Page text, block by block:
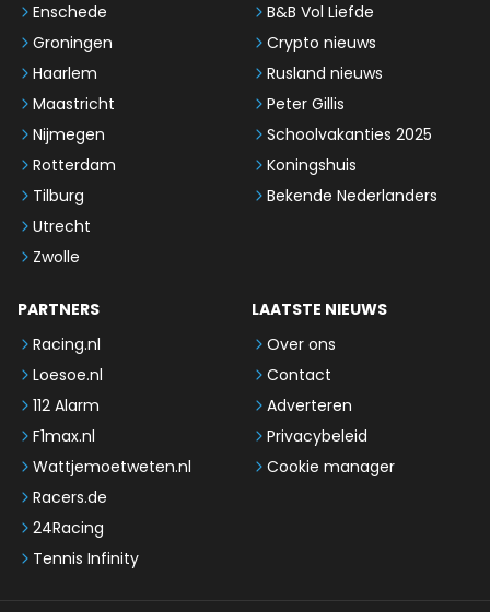
Enschede
Groningen
Haarlem
Maastricht
Nijmegen
Rotterdam
Tilburg
Utrecht
Zwolle
B&B Vol Liefde
Crypto nieuws
Rusland nieuws
Peter Gillis
Schoolvakanties 2025
Koningshuis
Bekende Nederlanders
PARTNERS
Racing.nl
Loesoe.nl
112 Alarm
F1max.nl
Wattjemoetweten.nl
Racers.de
24Racing
Tennis Infinity
LAATSTE NIEUWS
Over ons
Contact
Adverteren
Privacybeleid
Cookie manager